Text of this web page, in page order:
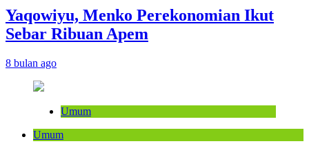
Yaqowiyu, Menko Perekonomian Ikut
Sebar Ribuan Apem
8 bulan ago
Umum
Umum